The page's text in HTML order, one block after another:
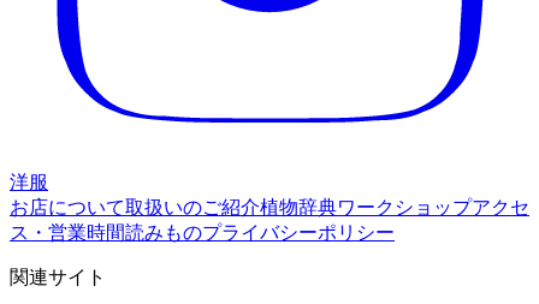
洋服
お店について取扱いのご紹介植物辞典ワークショップアクセ
ス・営業時間読みものプライバシーポリシー
関連サイト